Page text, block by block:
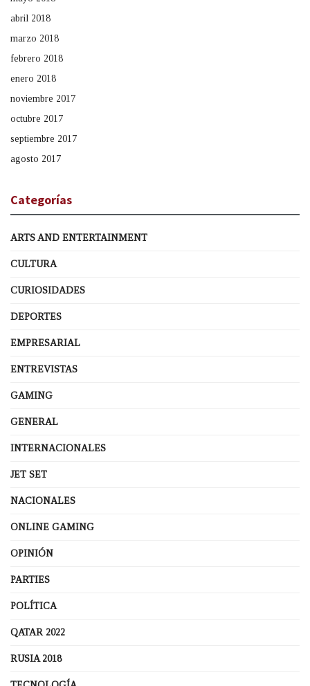
abril 2018
marzo 2018
febrero 2018
enero 2018
noviembre 2017
octubre 2017
septiembre 2017
agosto 2017
Categorías
ARTS AND ENTERTAINMENT
CULTURA
CURIOSIDADES
DEPORTES
EMPRESARIAL
ENTREVISTAS
GAMING
GENERAL
INTERNACIONALES
JET SET
NACIONALES
ONLINE GAMING
OPINIÓN
PARTIES
POLÍTICA
QATAR 2022
RUSIA 2018